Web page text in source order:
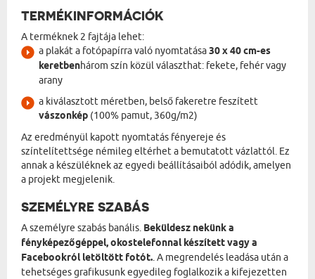
TERMÉKINFORMÁCIÓK
A terméknek 2 fajtája lehet:
a plakát a fotópapírra való nyomtatása30 x 40 cm-es
keretbenhárom szín közül választhat: fekete, fehér vagy
arany
a kiválasztott méretben, belső fakeretre feszített
vászonkép (100% pamut, 360g/m2)
Az eredményül kapott nyomtatás fényereje és
színtelítettsége némileg eltérhet a bemutatott vázlattól. Ez
annak a készüléknek az egyedi beállításaiból adódik, amelyen
a projekt megjelenik.
SZEMÉLYRE SZABÁS
A személyre szabás banális. Beküldesz nekünk a
fényképezőgéppel, okostelefonnal készített vagy a
Facebookról letöltött fotót.. A megrendelés leadása után a
tehetséges grafikusunk egyedileg foglalkozik a kifejezetten